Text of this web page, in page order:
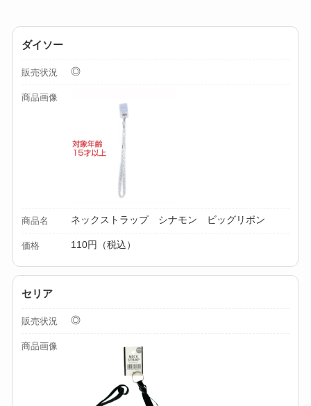
る？選び方＆活用
ダイソー
販売状況 ◎
商品画像
商品名 ネックストラップ シナモン ビッグリボン
価格 110円（税込）
セリア
販売状況 ◎
商品画像